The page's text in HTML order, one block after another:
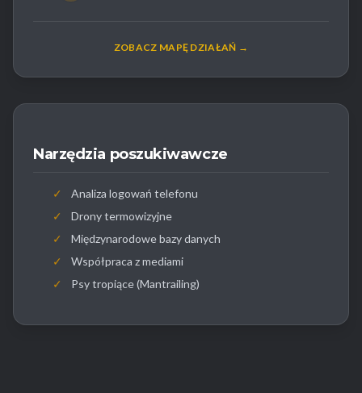
ZOBACZ MAPĘ DZIAŁAŃ →
Narzędzia poszukiwawcze
✓
Analiza logowań telefonu
✓
Drony termowizyjne
✓
Międzynarodowe bazy danych
✓
Współpraca z mediami
✓
Psy tropiące (Mantrailing)